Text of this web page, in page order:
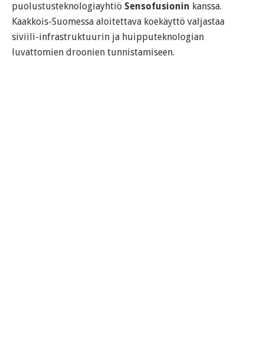
puolustusteknologiayhtiö Sensofusionin kanssa.
Kaakkois-Suomessa aloitettava koekäyttö valjastaa
siviili-infrastruktuurin ja huipputeknologian
luvattomien droonien tunnistamiseen.